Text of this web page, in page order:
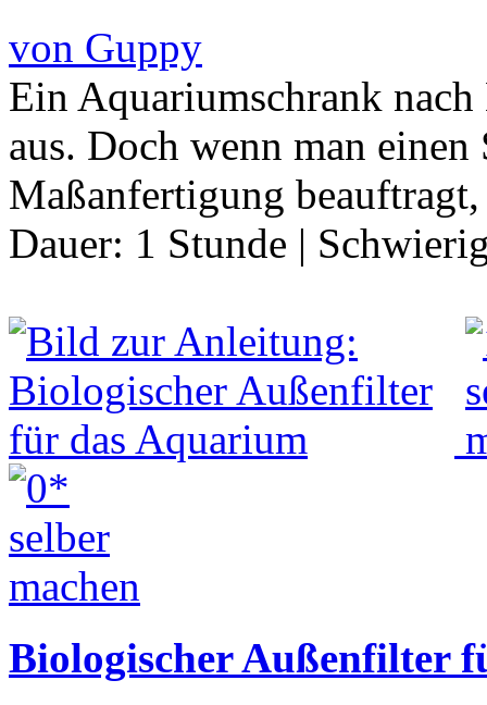
von Guppy
Ein Aquariumschrank
aus. Doch wenn man
Maßanfertigung
Dauer: 1 Stunde |
Biologischer Außenfilter